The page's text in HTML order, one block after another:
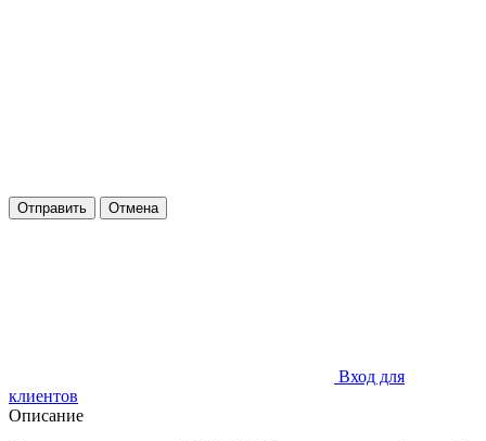
Отправить Отмена
Вход для
клиентов
Описание